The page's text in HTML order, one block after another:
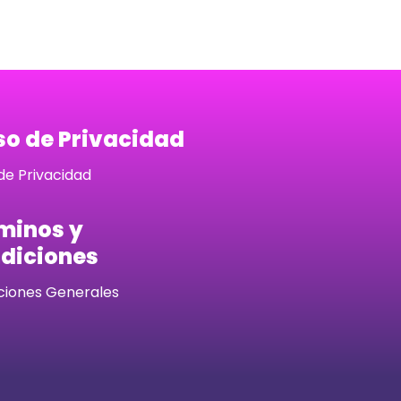
de Privacidad
Privacidad
y
Generales